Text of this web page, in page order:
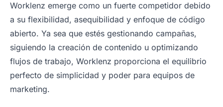
Worklenz emerge como un fuerte competidor debido
a su flexibilidad, asequibilidad y enfoque de código
abierto. Ya sea que estés gestionando campañas,
siguiendo la creación de contenido u optimizando
flujos de trabajo, Worklenz proporciona el equilibrio
perfecto de simplicidad y poder para equipos de
marketing.